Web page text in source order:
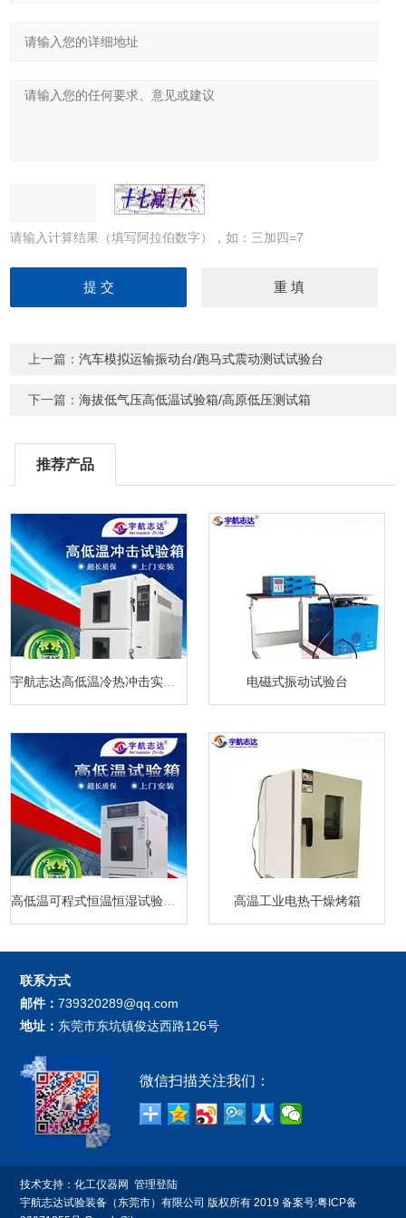
请输入计算结果（填写阿拉伯数字），如：三加四=7
上一篇：汽车模拟运输振动台/跑马式震动测试试验台
下一篇：海拔低气压高低温试验箱/高原低压测试箱
推荐产品
电磁式振动试验台
高温工业电热干燥烤箱
联系方式
邮件：739320289@qq.com
地址： 东莞市东坑镇俊达西路126号
微信扫描关注我们：
技术支持：化工仪器网 管理登陆
宇航志达试验装备（东莞市）有限公司 版权所有 2019 备案号:粤ICP备